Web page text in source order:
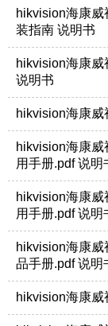
hikvision海康
装指南 说明书
hikvision海康
说明书
hikvision海康
hikvision海康
用手册.pdf 说明
hikvision海康
用手册.pdf 说明
hikvision海康
品手册.pdf 说明
hikvision海康威